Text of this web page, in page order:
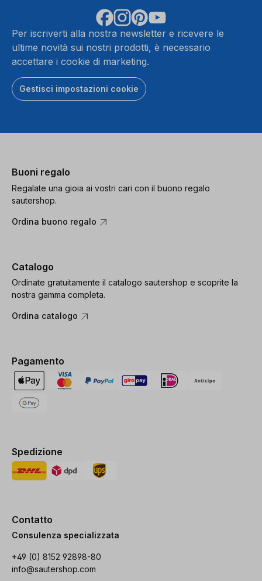
Per iscriverti alla nostra newsletter e ricevere le
ultime novità sui nostri prodotti, è necessario
accettare i cookie di marketing.
Gestisci impostazioni cookie
Buoni regalo
Regalate una gioia ai vostri cari con il buono regalo
sautershop.
Ordina buono regalo
Catalogo
Ordinate gratuitamente il catalogo sautershop e scoprite la
nostra gamma completa.
Ordina catalogo
Pagamento
Spedizione
Contatto
Consulenza specializzata
+49 (0) 8152 92898-80
info@sautershop.com